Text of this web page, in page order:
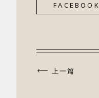
FACEBOOK
上一篇